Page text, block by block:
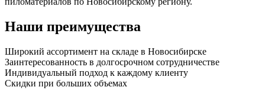
Наши преимущества
Широкий ассортимент на складе в Новосибирске
Заинтересованность в долгосрочном сотрудничестве
Индивидуальный подход к каждому клиенту
Скидки при больших объемах